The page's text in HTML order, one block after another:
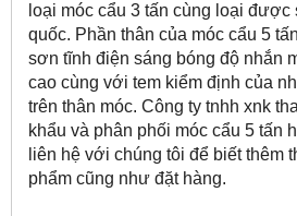
loại móc cẩu 3 tấn cùng loại được
quốc. Phần thân của móc cẩu 5
sơn tĩnh điện sáng bóng độ nhắn
cao cùng với tem kiểm định của
trên thân móc. Công ty tnhh xnk
khẩu và phân phối móc cẩu 5 tấn
liên hệ với chúng tôi để biết thêm
phẩm cũng như đặt hàng.